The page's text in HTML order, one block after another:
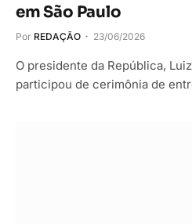
em São Paulo
Por REDAÇÃO 23/06/2026
O presidente da República,
participou de cerimônia de